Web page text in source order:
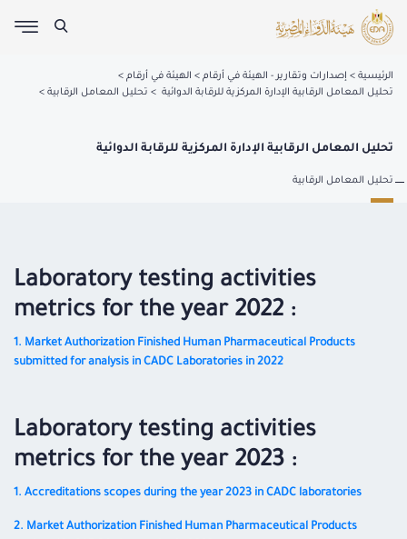
الرئيسية إصدارات وتقارير - الهيئة في أرقام
الهيئة في أرقام
تحليل المعامل الرقابية الإدارة المركزية للرقابة الدوائية
تحليل المعامل الرقابية
تحليل المعامل الرقابية الإدارة المركزية للرقابة الدوائية
تحليل المعامل الرقابية
Laboratory testing activities
metrics for the year 2022 :
1. Market Authorization Finished Human Pharmaceutical Products
submitted for analysis in CADC Laboratories in 2022
Laboratory testing activities
metrics for the year 2023 :
1. Accreditations scopes during the year 2023 in CADC laboratories
2. Market Authorization Finished Human Pharmaceutical Products